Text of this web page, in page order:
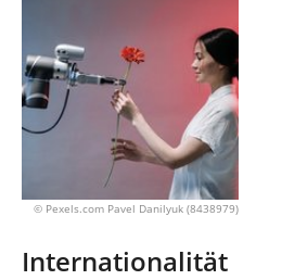
© Pexels.com Pavel Danilyuk (8438979)
Internationalität